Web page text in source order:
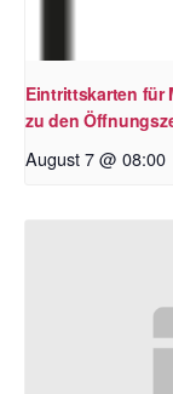
Eintrittskarten für
zu den
August 7 @ 08:00